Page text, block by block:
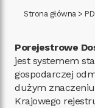
Strona główna>
Porejestrowe
jest systemem
gospodarczej
dużym
Krajowego